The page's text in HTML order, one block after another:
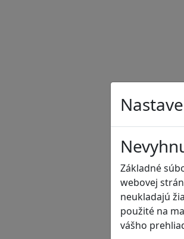
Základné
webovej
neukladajú
použité na
vášho